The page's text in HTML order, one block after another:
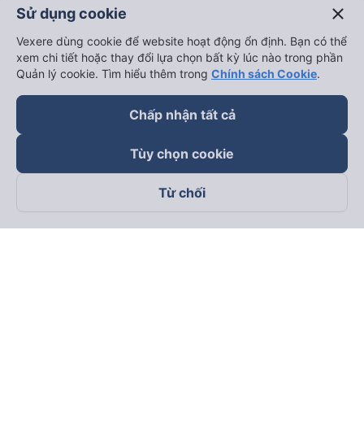
Theo dõi chúng tôi trên
Sử dụng cookie close
Vexere dùng cookie để website hoạt động ổn định. Bạn có thể
xem chi tiết hoặc thay đổi lựa chọn bất kỳ lúc nào trong phần
Quản lý cookie. Tìm hiểu thêm trong Chính sách Cookie.
Chấp nhận tất cả
Tùy chọn cookie
Từ chối